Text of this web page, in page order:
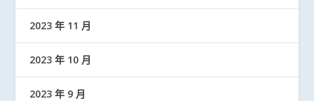
2023 年 11 月
2023 年 10 月
2023 年 9 月